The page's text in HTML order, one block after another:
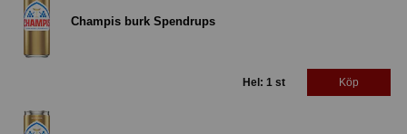
Champis burk Spendrups
Hel: 1 st Köp